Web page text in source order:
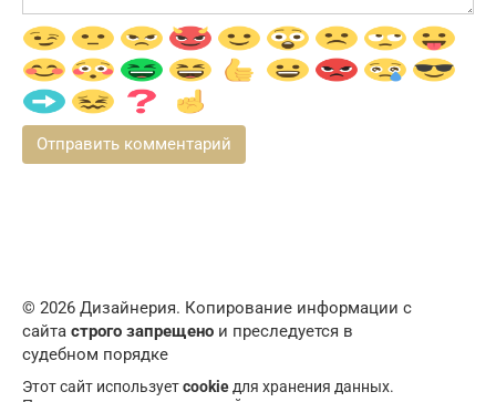
© 2026 Дизайнерия. Копирование информации с
сайта строго запрещено и преследуется в
судебном порядке
Этот сайт используетcookie для хранения данных.